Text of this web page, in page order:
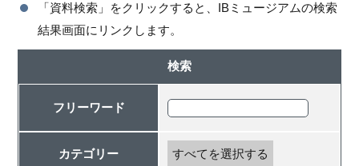
「資料検索」をクリックすると、IBミュージアムの検索
結果画面にリンクします。
検索
フリーワード
カテゴリー すべてを選択する